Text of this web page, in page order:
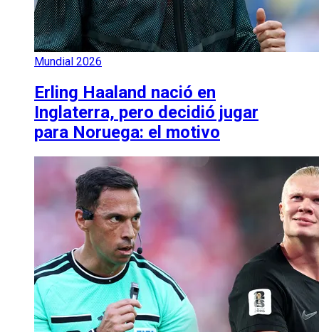
Mundial 2026
Erling Haaland nació en
Inglaterra, pero decidió jugar
para Noruega: el motivo